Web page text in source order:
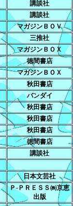
講談社
講談社
マガジンＢＯＶ
三推社
マガジンＢＯＸ
徳間書店
マガジンＢＯＸ
秋田書店
バンダイ
秋田書店
秋田書店
秋田書店
徳間書店
講談社
日本文芸社
Ｐ-ＰＲＥＳＳ㈱京恵
出版